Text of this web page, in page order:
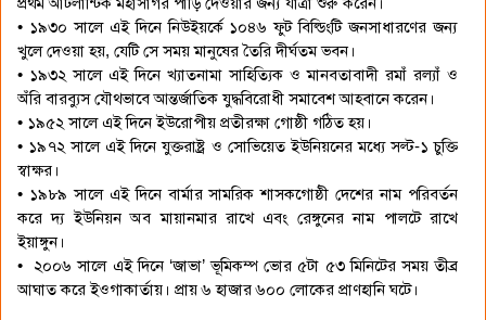
• ১৯৩০ সালে এই দিনে নিউইয়র্কে ১০৪৬ ফুট বিল্ডিংটি জনসাধারণের জন্য
খুলে দেওয়া হয়, যেটি সে সময় মানুষের তৈরি দীর্ঘতম ভবন।
• ১৯৩২ সালে এই দিনে খ্যাতনামা সাহিত্যিক ও মানবতাবাদী রমাঁ রল্যাঁ ও
অঁরি বারব্যুস যৌথভাবে আন্তর্জাতিক যুদ্ধবিরোধী সমাবেশ আহবানে করেন।
• ১৯৫২ সালে এই দিনে ইউরোপীয় প্রতীরক্ষা গোষ্ঠী গঠিত হয়।
• ১৯৭২ সালে এই দিনে যুক্তরাষ্ট্র ও সোভিয়েত ইউনিয়নের মধ্যে সল্ট-১ চুক্তি
স্বাক্ষর।
• ১৯৮৯ সালে এই দিনে বার্মার সামরিক শাসকগোষ্ঠী দেশের নাম পরিবর্তন
করে দ্য ইউনিয়ন অব মায়ানমার রাখে এবং রেঙ্গুনের নাম পালটে রাখে
ইয়াঙ্গুন।
• ২০০৬ সালে এই দিনে ‘জাভা’ ভূমিকম্প ভোর ৫টা ৫৩ মিনিটের সময় তীব্র
আঘাত করে ইওগাকার্তায়। প্রায় ৬ হাজার ৬০০ লোকের প্রাণহানি ঘটে।